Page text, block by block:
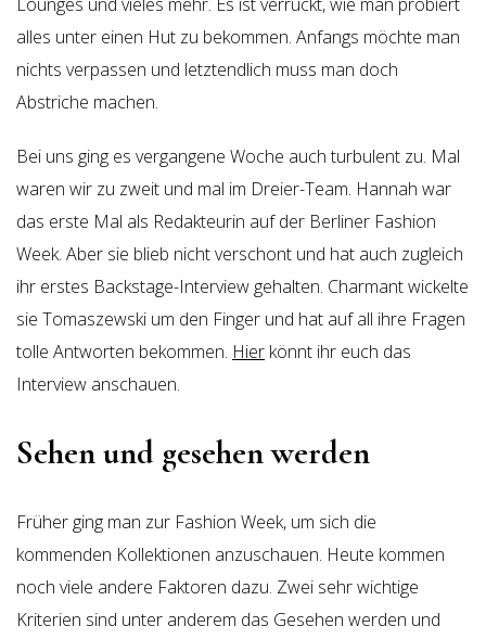
alles unter einen Hut zu bekommen. Anfangs möchte man
nichts verpassen und letztendlich muss man doch
Abstriche machen.
Bei uns ging es vergangene Woche auch turbulent zu. Mal
waren wir zu zweit und mal im Dreier-Team. Hannah war
das erste Mal als Redakteurin auf der Berliner Fashion
Week. Aber sie blieb nicht verschont und hat auch zugleich
ihr erstes Backstage-Interview gehalten. Charmant wickelte
sie Tomaszewski um den Finger und hat auf all ihre Fragen
tolle Antworten bekommen. Hier könnt ihr euch das
Interview anschauen.
Sehen und gesehen werden
Früher ging man zur Fashion Week, um sich die
kommenden Kollektionen anzuschauen. Heute kommen
noch viele andere Faktoren dazu. Zwei sehr wichtige
Kriterien sind unter anderem das Gesehen werden und